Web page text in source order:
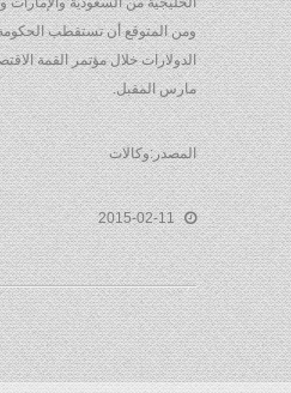
ومن المتوقع أن تستقطب
الدولارات خلال مؤتمر القمة
مارس المقبل.
المصدر:وكالات
2015-02-11